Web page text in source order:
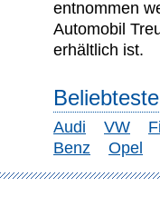
entnommen
Automobil
erhältlich ist.
Audi VW
Benz
Opel